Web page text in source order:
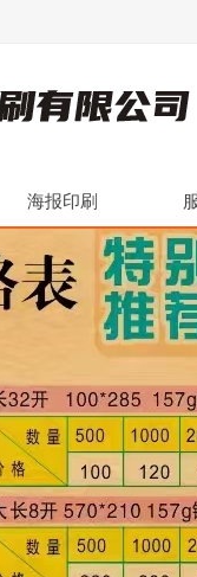
海报印刷